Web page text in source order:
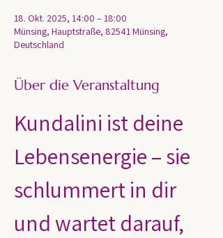
18. Okt. 2025, 14:00 – 18:00
Münsing, Hauptstraße, 82541 Münsing,
Deutschland
Über die Veranstaltung
Kundalini ist deine
Lebensenergie – sie
schlummert in dir
und wartet darauf,